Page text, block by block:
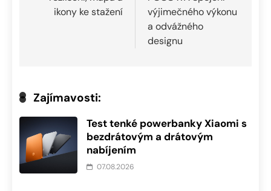
ikony ke stažení
výjimečného výkonu
a odvážného
designu
Zajímavosti:
Test tenké powerbanky Xiaomi s
bezdrátovým a drátovým
nabíjením
07.08.2026